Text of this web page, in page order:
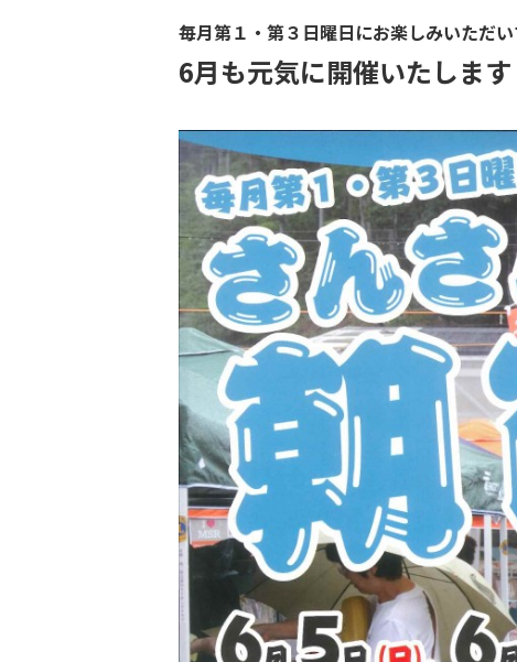
毎月第１・第３日曜日にお楽しみいただい
6月も元気に開催いたします